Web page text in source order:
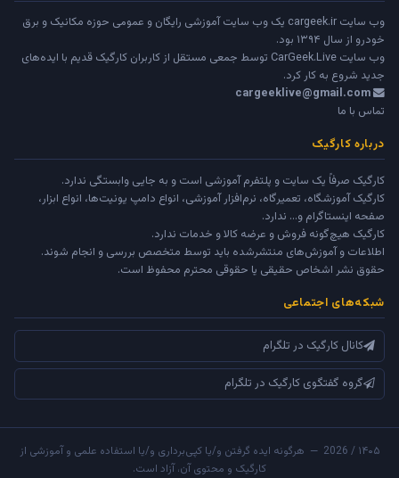
وب سایت cargeek.ir یک وب سایت آموزشی رایگان و عمومی حوزه مکانیک و برق
خودرو از سال ۱۳۹۴ بود.
وب سایت CarGeek.Live توسط جمعی مستقل از کاربران کارگیک قدیم با ایده‌های
جدید شروع به کار کرد.
cargeeklive@gmail.com
تماس با ما
درباره کارگیک
کارگیک صرفاً یک سایت و پلتفرم آموزشی است و به جایی وابستگی ندارد.
کارگیک آموزشگاه، تعمیرگاه، نرم‌افزار آموزشی، انواع دامپ یونیت‌ها، انواع ابزار،
صفحه اینستاگرام و... ندارد.
کارگیک هیچ‌گونه فروش و عرضه کالا و خدمات ندارد.
اطلاعات و آموزش‌های منتشرشده باید توسط متخصص بررسی و انجام شوند.
حقوق نشر اشخاص حقیقی یا حقوقی محترم محفوظ است.
شبکه‌های اجتماعی
کانال کارگیک در تلگرام
گروه گفتگوی کارگیک در تلگرام
۱۴۰۵ / 2026 — هرگونه ایده گرفتن و/یا کپی‌برداری و/یا استفاده علمی و آموزشی از
کارگیک و محتوی آن، آزاد است.